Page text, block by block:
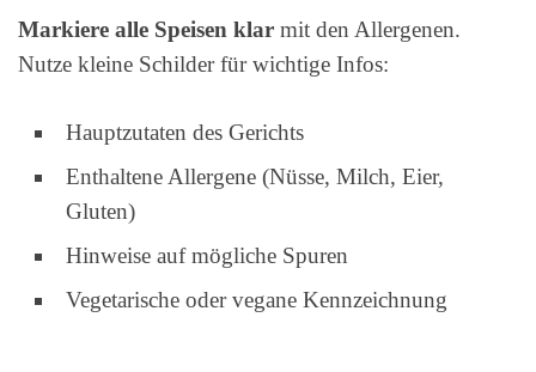
Markiere alle Speisen klar mit den Allergenen.
Nutze kleine Schilder für wichtige Infos:
Hauptzutaten des Gerichts
Enthaltene Allergene (Nüsse, Milch, Eier,
Gluten)
Hinweise auf mögliche Spuren
Vegetarische oder vegane Kennzeichnung